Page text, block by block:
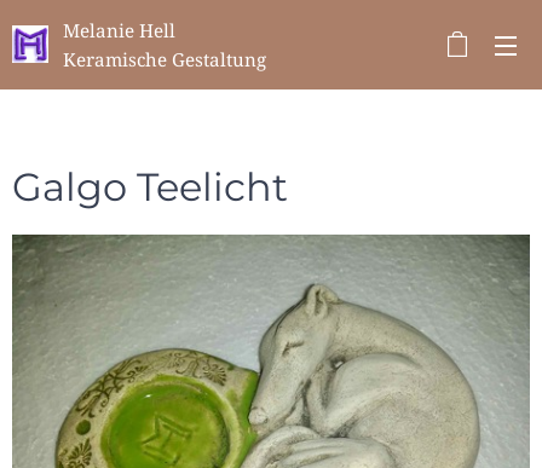
Melanie Hell
Keramische Gestaltung
Galgo Teelicht